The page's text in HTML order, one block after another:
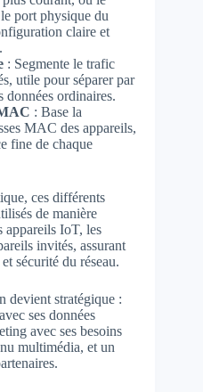
port physique du
claire et
: Segmente le trafic
utile pour séparer par
données ordinaires.
: Base la
MAC des appareils,
fine de chaque
ces différents
de manière
appareils IoT, les
invités, assurant
sécurité du réseau.
devient stratégique :
ses données
avec ses besoins
multimédia, et un